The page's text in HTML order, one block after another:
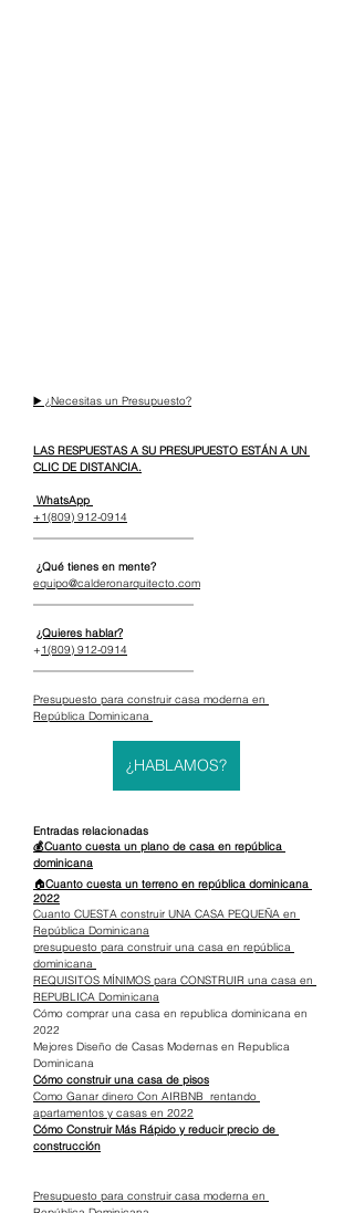
▶️ ¿Necesitas un Presupuesto?
LAS RESPUESTAS A SU PRESUPUESTO ESTÁN A UN
CLIC DE DISTANCIA.
WhatsApp
+1(809) 912-0914
¿Qué tienes en mente?
equipo@calderonarquitecto.com
¿Quieres hablar?
+1(809) 912-0914
Presupuesto para construir casa moderna en
República Dominicana
¿HABLAMOS?
Entradas relacionadas
💰Cuanto cuesta un plano de casa en república
dominicana
🏠Cuanto cuesta un terreno en república dominicana
2022
Cuanto CUESTA construir UNA CASA PEQUEÑA en
República Dominicana
presupuesto para construir una casa en república
dominicana
REQUISITOS MÍNIMOS para CONSTRUIR una casa en
REPUBLICA Dominicana
Cómo comprar una casa en republica dominicana en
2022
Mejores Diseño de Casas Modernas en Republica
Dominicana
Cómo construir una casa de pisos
Como Ganar dinero Con AIRBNB  rentando
apartamentos y casas en 2022
Cómo Construir Más Rápido y reducir precio de
construcción
Presupuesto para construir casa moderna en